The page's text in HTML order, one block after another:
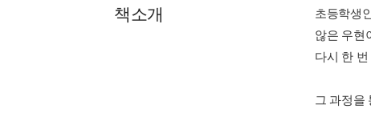
책소개
초등학생
않은 우현
다시 한
그 과정을